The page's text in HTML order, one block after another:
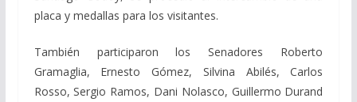
placa y medallas para los visitantes.
También participaron los Senadores Roberto
Gramaglia, Ernesto Gómez, Silvina Abilés, Carlos
Rosso, Sergio Ramos, Dani Nolasco, Guillermo Durand